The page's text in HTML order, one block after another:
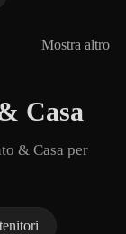
Mostra altro
Casa
& Casa per